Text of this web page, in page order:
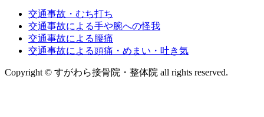
交通事故・むち打ち
交通事故による手や腕への怪我
交通事故による腰痛
交通事故による頭痛・めまい・吐き気
Copyright © すがわら接骨院・整体院 all rights reserved.